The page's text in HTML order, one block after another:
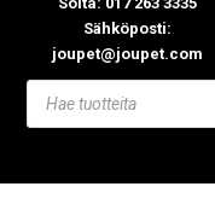
Sähköposti:
joupet@joupet.com